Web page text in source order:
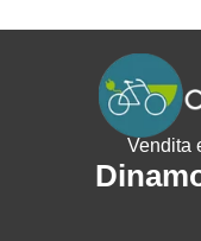
Vendita